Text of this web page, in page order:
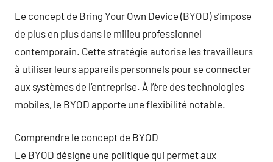
Le concept de Bring Your Own Device (BYOD) s’impose
de plus en plus dans le milieu professionnel
contemporain. Cette stratégie autorise les travailleurs
à utiliser leurs appareils personnels pour se connecter
aux systèmes de l’entreprise. À l’ère des technologies
mobiles, le BYOD apporte une flexibilité notable.
Comprendre le concept de BYOD
Le BYOD désigne une politique qui permet aux